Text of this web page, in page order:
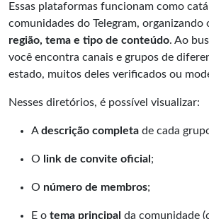
Essas plataformas funcionam como
comunidades do Telegram, organizando
região, tema e tipo de conteúdo. Ao
você encontra canais e grupos de
estado, muitos deles verificados ou
Nesses diretórios, é possível visualizar:
Adescrição completa de cada
O link de convite oficial ;
O número de membros;
E o tema principal da comunidade